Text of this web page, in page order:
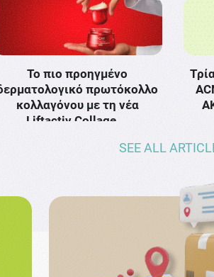
Το πιο προηγμένο
πρωτόκολλο
κολλαγόνου με τη νέα
Liftactiv Collage …
SEE ALL